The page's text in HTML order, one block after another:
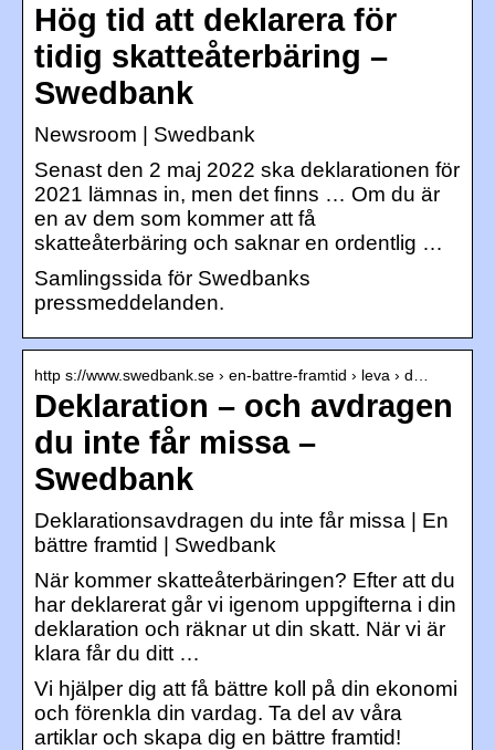
Hög tid att deklarera för
tidig skatteåterbäring –
Swedbank
Newsroom | Swedbank
Senast den 2 maj 2022 ska deklarationen för
2021 lämnas in, men det finns … Om du är
en av dem som kommer att få
skatteåterbäring och saknar en ordentlig …
Samlingssida för Swedbanks
pressmeddelanden.
http s://www.swedbank.se › en-battre-framtid › leva › d…
Deklaration – och avdragen
du inte får missa –
Swedbank
Deklarationsavdragen du inte får missa | En
bättre framtid | Swedbank
När kommer skatteåterbäringen? Efter att du
har deklarerat går vi igenom uppgifterna i din
deklaration och räknar ut din skatt. När vi är
klara får du ditt …
Vi hjälper dig att få bättre koll på din ekonomi
och förenkla din vardag. Ta del av våra
artiklar och skapa dig en bättre framtid!